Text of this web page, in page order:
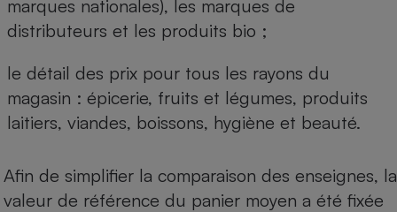
marques nationales), les marques de
distributeurs et les produits bio ;
le détail des prix pour tous les rayons du
magasin : épicerie, fruits et légumes, produits
laitiers, viandes, boissons, hygiène et beauté.
Afin de simplifier la comparaison des enseignes, la
valeur de référence du panier moyen a été fixée